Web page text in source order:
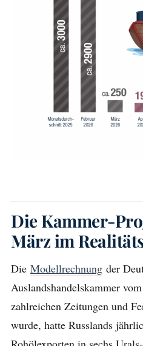
Die Kammer-
März im
Die Modellrechnung der
Auslandshandelskammer
zahlreichen Zeitungen und
wurde, hatte Russlands